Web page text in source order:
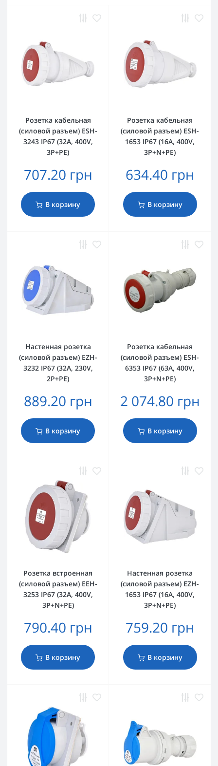
Розетка кабельная
(силовой разъем) ESH-
3243 IP67 (32A, 400V,
3P+PE)
707.20 грн
В корзину
Розетка кабельная
(силовой разъем) ESH-
1653 IP67 (16A, 400V,
3P+N+PE)
634.40 грн
В корзину
Настенная розетка
(силовой разъем) EZH-
3232 IP67 (32A, 230V,
2P+PE)
889.20 грн
В корзину
Розетка кабельная
(силовой разъем) ESH-
6353 IP67 (63A, 400V,
3P+N+PE)
2 074.80 грн
В корзину
Розетка встроенная
(силовой разъем) EEH-
3253 IP67 (32A, 400V,
3P+N+PE)
790.40 грн
В корзину
Настенная розетка
(силовой разъем) EZH-
1653 IP67 (16A, 400V,
3P+N+PE)
759.20 грн
В корзину